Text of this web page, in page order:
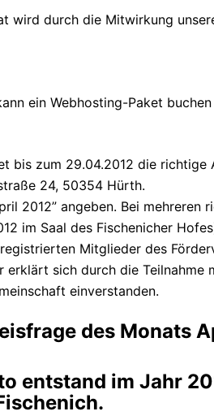
wird durch die Mitwirkung
ein Webhosting-Paket buchen
bis zum 29.04.2012 die richtige
24, 50354 Hürth.
2012” angeben. Bei
im Saal des Fischenicher
Mitglieder des
erklärt sich durch die
einverstanden.
des Monats
entstand im Jahr